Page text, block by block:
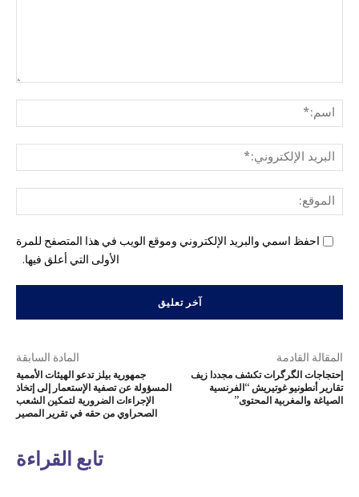
احفظ اسمي والبريد الإلكتروني وموقع الويب في هذا المتصفح للمرة
الأولى التي أعلق فيها.
المادة السابقة
جمهورية بيلز تدعو الهيئات الأممية
المسؤولة عن تصفية الإستعمار إلى إتخاذ
الإجراءات الضرورية لتمكين الشعب
الصحراوي من حقه في تقرير المصير
المقالة القادمة
إحتجاجات الگرگرات تكشف مجددا زيف
تقارير أنطونيو غوتيريش “الفرنسية
الصياغة والمغربية المحتوى”
تابع القراءة